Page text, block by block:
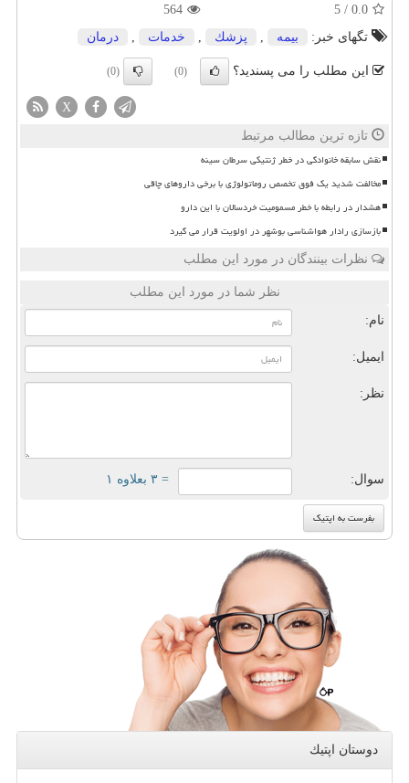
0.0
/
5
564
تگهای خبر:
بیمه پزشك خدمات درمان
این مطلب را می پسندید؟ (0)
(0)
X
تازه ترین مطالب مرتبط
نقش سابقه خانوادگی در خطر ژنتیکی سرطان سینه
مخالفت شدید یک فوق تخصص روماتولوژی با برخی داروهای چاقی
هشدار در رابطه با خطر مسمومیت خردسالان با این دارو
بازسازی رادار هواشناسی بوشهر در اولویت قرار می گیرد
نظرات بینندگان در مورد این مطلب
نظر شما در مورد این مطلب
نام:
ایمیل:
نظر:
سوال: = ۳ بعلاوه ۱
دوستان اپتیك